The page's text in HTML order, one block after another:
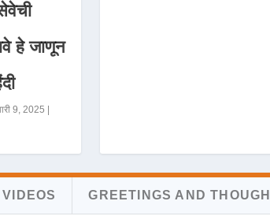
हे जाणून
9, 2025
GREETINGS AND